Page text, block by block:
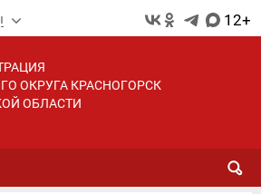
12+
ОКРУГА КРАСНОГОРСК
ОБЛАСТИ